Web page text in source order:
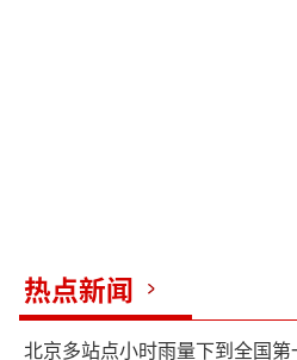
热点新闻
北京多站点小时雨量下到全国第